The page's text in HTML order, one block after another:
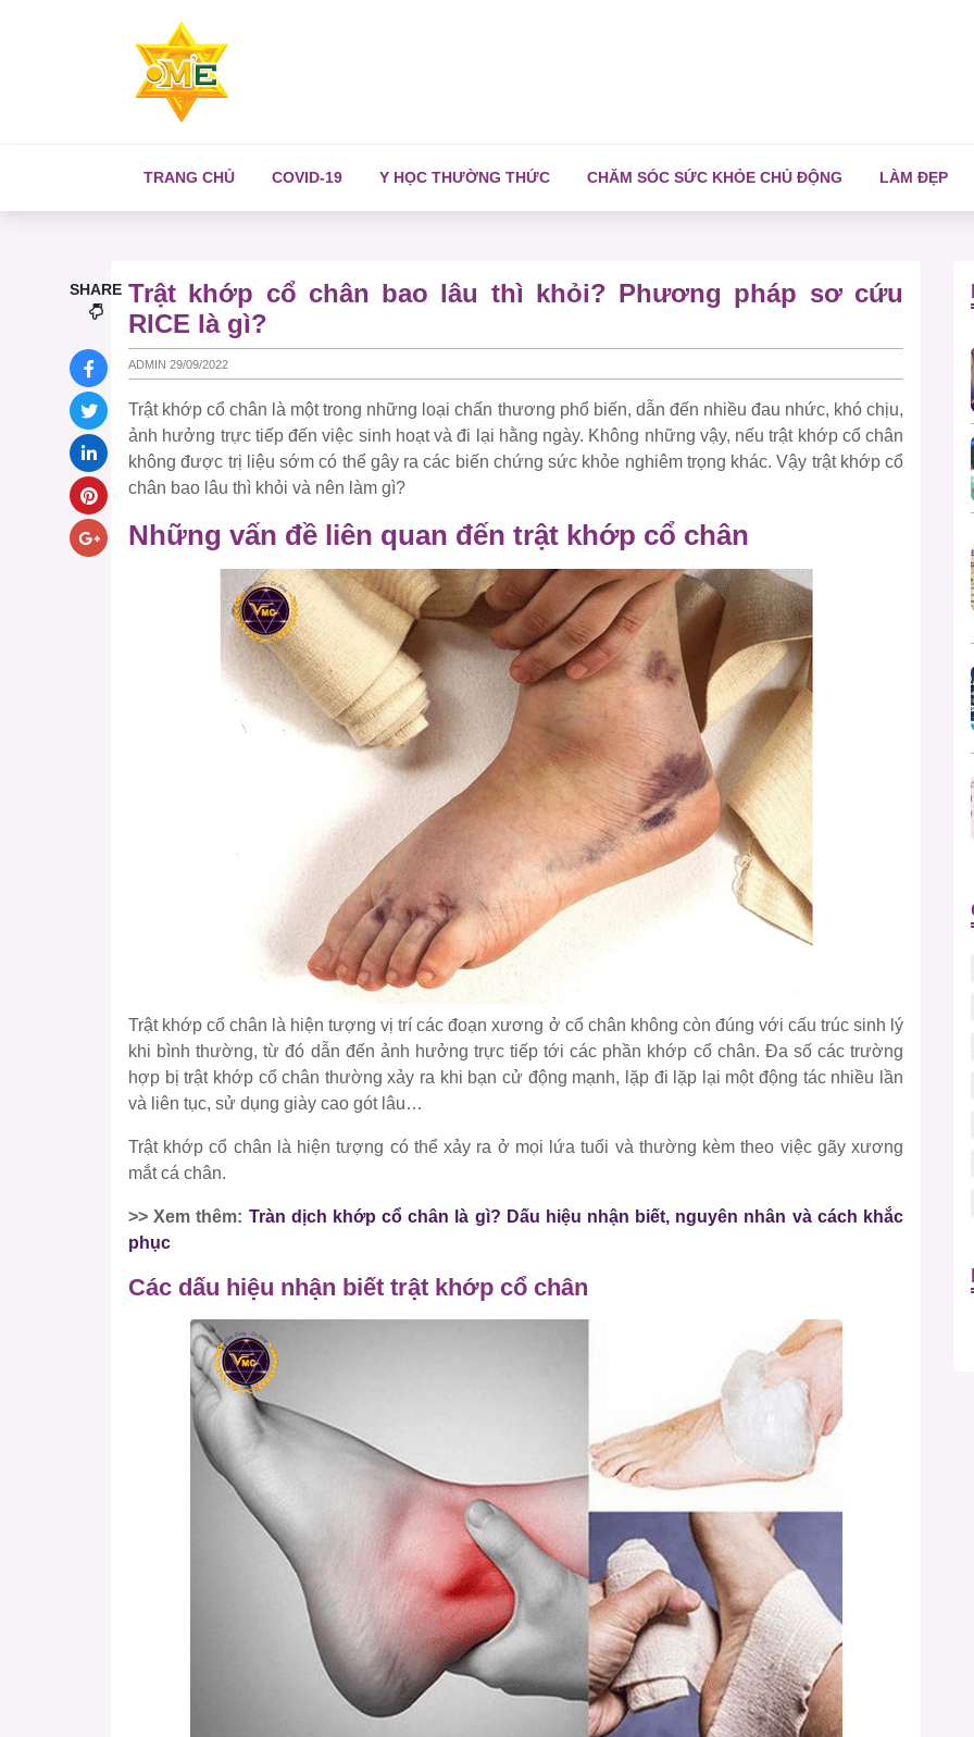
TRANG CHỦ COVID-19 Y HỌC THƯỜNG THỨC CHĂM SÓC SỨC KHỎE CHỦ ĐỘNG LÀM ĐẸP
Trật khớp cổ chân bao lâu thì khỏi? Phương pháp sơ cứu
RICE là gì?
ADMIN 29/09/2022
Trật khớp cổ chân là một trong những loại chấn thương phổ biến, dẫn đến nhiều đau nhức, khó chịu,
ảnh hưởng trực tiếp đến việc sinh hoạt và đi lại hằng ngày. Không những vậy, nếu trật khớp cổ chân
không được trị liệu sớm có thể gây ra các biến chứng sức khỏe nghiêm trọng khác. Vậy trật khớp cổ
chân bao lâu thì khỏi và nên làm gì?
Những vấn đề liên quan đến trật khớp cổ chân
Trật khớp cổ chân là hiện tượng vị trí các đoạn xương ở cổ chân không còn đúng với cấu trúc sinh lý
khi bình thường, từ đó dẫn đến ảnh hưởng trực tiếp tới các phần khớp cổ chân. Đa số các trường
hợp bị trật khớp cổ chân thường xảy ra khi bạn cử động mạnh, lặp đi lặp lại một động tác nhiều lần
và liên tục, sử dụng giày cao gót lâu…
Trật khớp cổ chân là hiện tượng có thể xảy ra ở mọi lứa tuổi và thường kèm theo việc gãy xương
mắt cá chân.
>> Xem thêm: Tràn dịch khớp cổ chân là gì? Dấu hiệu nhận biết, nguyên nhân và cách khắc
phục
Các dấu hiệu nhận biết trật khớp cổ chân
SHARE